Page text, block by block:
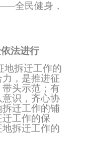
全民健身，
法进行
地拆迁工作的
，是推进征
头示范；有
识，齐心协
迁工作的铺
工作的保
拆迁工作的